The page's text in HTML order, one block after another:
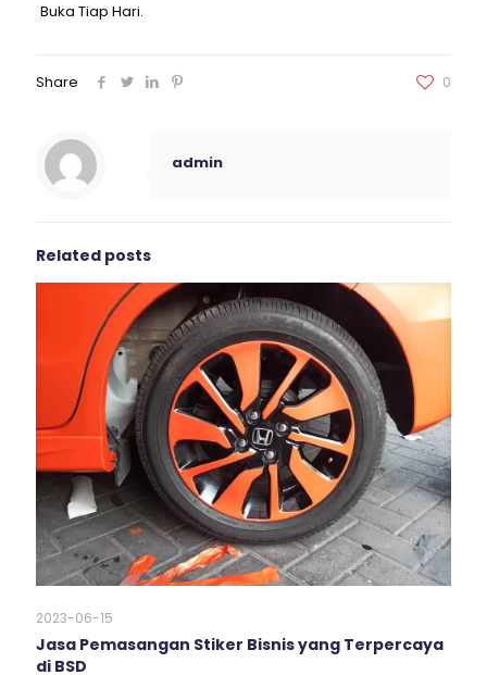
Buka Tiap Hari.
Share 0
admin
Related posts
2023-06-15
Jasa Pemasangan Stiker Bisnis yang Terpercaya
di BSD